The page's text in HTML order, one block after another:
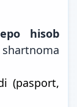
hisob
(pasport,